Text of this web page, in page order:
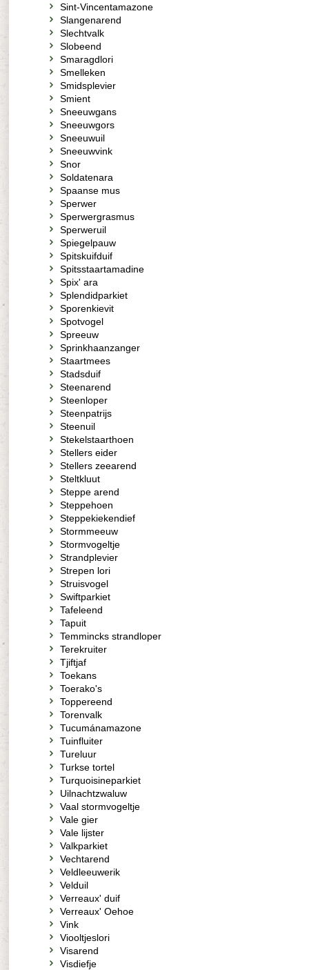
Sint-Vincentamazone
Slangenarend
Slechtvalk
Slobeend
Smaragdlori
Smelleken
Smidsplevier
Smient
Sneeuwgans
Sneeuwgors
Sneeuwuil
Sneeuwvink
Snor
Soldatenara
Spaanse mus
Sperwer
Sperwergrasmus
Sperweruil
Spiegelpauw
Spitskuifduif
Spitsstaartamadine
Spix' ara
Splendidparkiet
Sporenkievit
Spotvogel
Spreeuw
Sprinkhaanzanger
Staartmees
Stadsduif
Steenarend
Steenloper
Steenpatrijs
Steenuil
Stekelstaarthoen
Stellers eider
Stellers zeearend
Steltkluut
Steppe arend
Steppehoen
Steppekiekendief
Stormmeeuw
Stormvogeltje
Strandplevier
Strepen lori
Struisvogel
Swiftparkiet
Tafeleend
Tapuit
Temmincks strandloper
Terekruiter
Tjiftjaf
Toekans
Toerako's
Toppereend
Torenvalk
Tucumánamazone
Tuinfluiter
Tureluur
Turkse tortel
Turquoisineparkiet
Uilnachtzwaluw
Vaal stormvogeltje
Vale gier
Vale lijster
Valkparkiet
Vechtarend
Veldleeuwerik
Velduil
Verreaux' duif
Verreaux' Oehoe
Vink
Viooltjeslori
Visarend
Visdiefje